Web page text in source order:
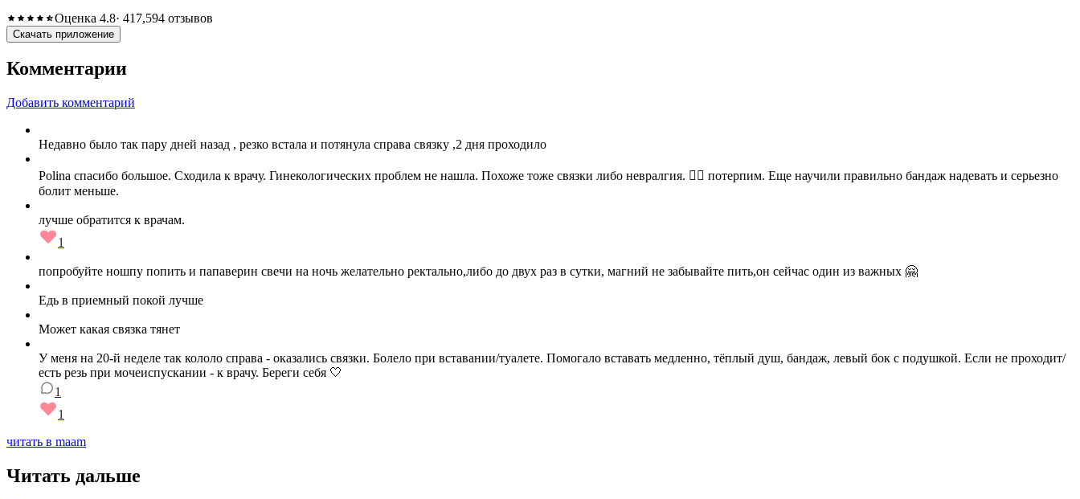
Оценка 4.8· 417,594 отзывов
Скачать приложение
Комментарии
Добавить комментарий
Недавно было так пару дней назад , резко встала и потянула справа связку ,2 дня проходило
Polina спасибо большое. Сходила к врачу. Гинекологических проблем не нашла. Похоже тоже связки либо невралгия. 🤷‍♀️ потерпим. Еще научили правильно бандаж надевать и серьезно
болит меньше.
лучше обратится к врачам.
1
попробуйте ношпу попить и папаверин свечи на ночь желательно ректально,либо до двух раз в сутки, магний не забывайте пить,он сейчас один из важных 🤗
Едь в приемный покой лучше
Может какая связка тянет
У меня на 20-й неделе так кололо справа - оказались связки. Болело при вставании/туалете. Помогало вставать медленно, тёплый душ, бандаж, левый бок с подушкой. Если не проходит/
есть резь при мочеиспускании - к врачу. Береги себя 🤍
1
1
читать в maam
Читать дальше